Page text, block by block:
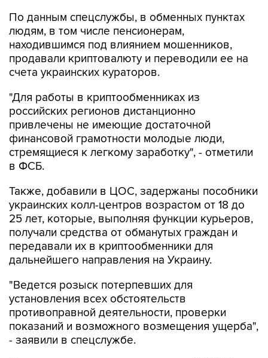
По данным спецслужбы, в обменных пунктах
людям, в том числе пенсионерам,
находившимся под влиянием мошенников,
продавали криптовалюту и переводили ее на
счета украинских кураторов.
"Для работы в криптообменниках из
российских регионов дистанционно
привлечены не имеющие достаточной
финансовой грамотности молодые люди,
стремящиеся к легкому заработку", - отметили
в ФСБ.
Также, добавили в ЦОС, задержаны пособники
украинских колл-центров возрастом от 18 до
25 лет, которые, выполняя функции курьеров,
получали средства от обманутых граждан и
передавали их в криптообменники для
дальнейшего направления на Украину.
"Ведется розыск потерпевших для
установления всех обстоятельств
противоправной деятельности, проверки
показаний и возможного возмещения ущерба",
- заявили в спецслужбе.